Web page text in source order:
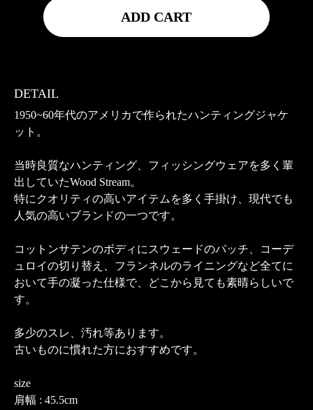
ADD CART
DETAIL
1950~60年代のアメリカで作られたハンティングジャケ
ット。
当時良質なハンティング、フィッシングウェアを多く輩
出していたWood Stream。
特にクオリティの高いアイテムを多く手掛け、現代でも
人気の高いブランドの一つです。
コットンサテンのボディにスウェードのパッチ、コーデ
ュロイの切り替え、フランネルのライニングなど全てに
おいて手の凝った仕様で、どこから見ても素晴らしいで
す。
多少のスレ、汚れ等あります。
古いものに慣れた方におすすめです。
size
肩幅 : 45.5cm